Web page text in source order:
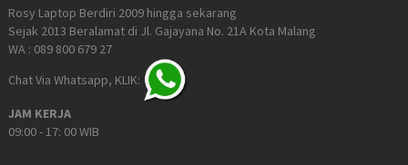
Rosy Laptop Berdiri 2009 hingga sekarang
Sejak 2013 Beralamat di Jl. Gajayana No. 21A Kota Malang
WA : 089 800 679 27
Chat Via Whatsapp, KLIK:
JAM KERJA
09:00 - 17: 00 WIB